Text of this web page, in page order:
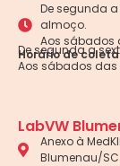
De segunda
almoço.
Aos sábados
Horário de coleta
De segunda a
Aos sábados das
LabVW
Anexo à
Blumenau/SC